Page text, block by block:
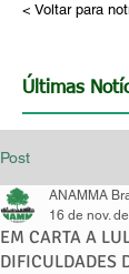
< Voltar para
Últimas
Post
EM CARTA A
DIFICULDADES
ANAMMA
16 de nov.